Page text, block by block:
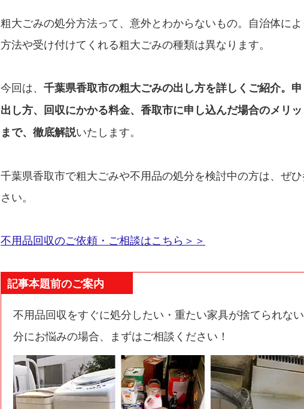
粗大ごみの処分方法って、意外とわからないもの。自治体に
方法や受け付けてくれる粗大ごみの種類は異なります。
今回は、 千葉県香取市の粗大ごみの出し方を詳しくご紹介。
出し方、回収にかかる料金、香取市に申し込んだ場合のメリ
まで、徹底解説いたします。
千葉県香取市で粗大ごみや不用品の処分を検討中の方は、ぜ
さい。
不用品回収のご依頼・ご相談はこちら＞＞
記事本題前のご案内
不用品回収をすぐに処分したい・重たい家具が捨てられな
分にお悩みの場合、まずはご相談ください！